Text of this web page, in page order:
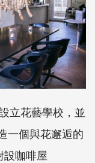
立花藝學校，並
一個與花邂逅的
咖啡屋